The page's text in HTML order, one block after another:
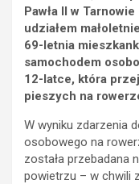
Pawła II w
udziałem
69-letnia
samochodem
12-latce, która
pieszych na
W wyniku zdarzenia
osobowego na
została przebadana
powietrzu – w chwili